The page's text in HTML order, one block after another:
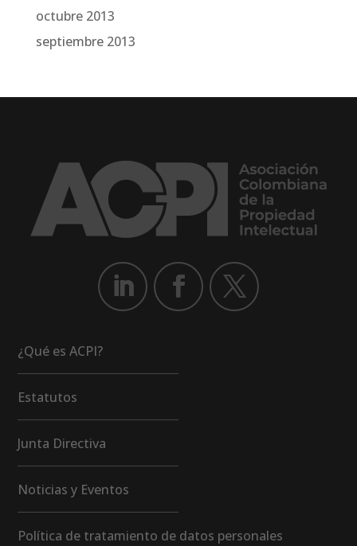
octubre 2013
septiembre 2013
¿Qué es ACPI?
Estatutos
Junta Directiva
Noticias y Eventos
Política de tratamiento de datos personales